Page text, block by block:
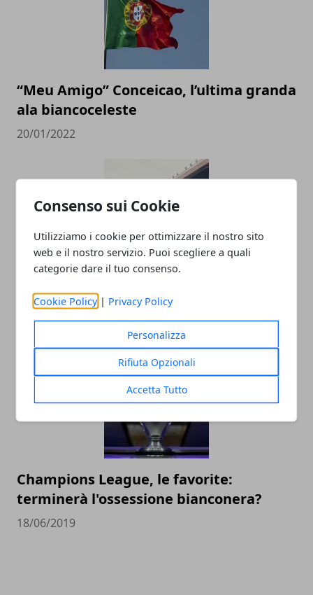
Consenso sui Cookie
Utilizziamo i cookie per ottimizzare il nostro sito
web e il nostro servizio. Puoi scegliere a quali
categorie dare il tuo consenso.
Cookie Policy | Privacy Policy
Personalizza
Rifiuta Opzionali
Accetta Tutto
“Meu Amigo” Conceicao, l’ultima granda
ala biancoceleste
20/01/2022
dilettantistico in Italia
Champions League, le favorite:
terminerà l'ossessione bianconera?
18/06/2019